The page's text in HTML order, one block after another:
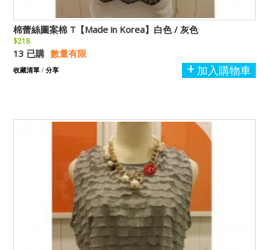
棉蕾絲圖案棉 T【Made in Korea】白色 / 灰色
$218
13 已購 數量有限
加入購物車
收藏清單 / 分享